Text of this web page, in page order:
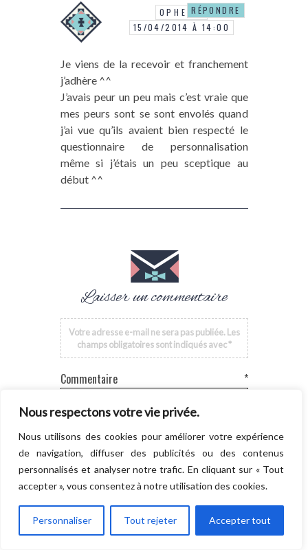
Nous respectons votre vie privée.
Nous utilisons des cookies pour améliorer votre expérience
de navigation, diffuser des publicités ou des contenus
personnalisés et analyser notre trafic. En cliquant sur « Tout
accepter », vous consentez à notre utilisation des cookies.
Personnaliser Tout rejeter Accepter tout
OPHELIE
15/04/2014 À 14:00
Je viens de la recevoir et franchement
j’adhère ^^
J’avais peur un peu mais c’est vraie que
mes peurs sont se sont envolés quand
j’ai vue qu’ils avaient bien respecté le
questionnaire de personnalisation
même si j’étais un peu sceptique au
début ^^
RÉPONDRE
Laisser un commentaire
Votre adresse e-mail ne sera pas publiée. Les
champs obligatoires sont indiqués avec*
Commentaire *
Nom